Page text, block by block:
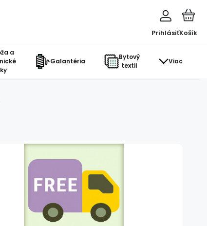
PrihlásiťKošík
a
Galantéria
Bytový
textil
Viac